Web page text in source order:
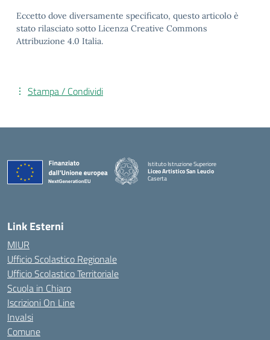
Eccetto dove diversamente specificato, questo articolo è
stato rilasciato sotto Licenza Creative Commons
Attribuzione 4.0 Italia.
Stampa / Condividi
Istituto Istruzione Superiore
Liceo Artistico San Leucio
Caserta
Link Esterni
MIUR
Ufficio Scolastico Regionale
Ufficio Scolastico Territoriale
Scuola in Chiaro
Iscrizioni On Line
Invalsi
Comune